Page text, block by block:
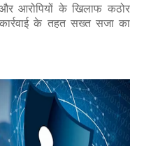
आरोपियों के खिलाफ कठोर
के तहत सख्त सजा का